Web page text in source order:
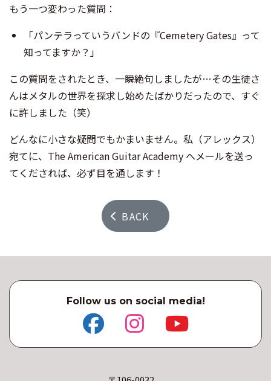
もう一つ変わった質問：
「パンテラっていうバンドの『Cemetery Gates』って
知ってますか？」
この質問をされたとき、一瞬絶句しましたが…その生徒さ
んはメタルの世界を探求し始めたばかりだったので、すぐ
に許しました（笑）
どんなに小さな疑問でもかまいません。私（アレックス）
宛てに、The American Guitar Academy へメールを送っ
てくだされば、必ず目を通します！
BACK
Follow us on social media!